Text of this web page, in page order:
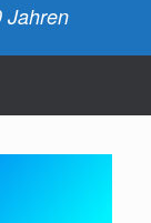
Jahren